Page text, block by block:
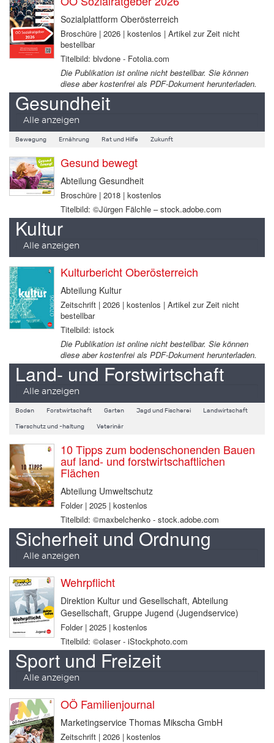
Sozialplattform Oberösterreich
Broschüre | 2026 | kostenlos | Artikel zur Zeit nicht
bestellbar
Titelbild: blvdone - Fotolia.com
Die Publikation ist online nicht bestellbar. Sie können
diese aber kostenfrei als PDF-Dokument herunterladen.
Gesundheit
Alle anzeigen
Bewegung Ernährung Rat und Hilfe Zukunft
Gesund bewegt
Abteilung Gesundheit
Broschüre | 2018 | kostenlos
Titelbild: ©Jürgen Fälchle – stock.adobe.com
Kultur
Alle anzeigen
Kulturbericht Oberösterreich
Abteilung Kultur
Zeitschrift | 2026 | kostenlos | Artikel zur Zeit nicht
bestellbar
Titelbild: istock
Die Publikation ist online nicht bestellbar. Sie können
diese aber kostenfrei als PDF-Dokument herunterladen.
Land- und Forstwirtschaft
Alle anzeigen
Boden Forstwirtschaft Garten Jagd und Fischerei Landwirtschaft
Tierschutz und -haltung Veterinär
10 Tipps zum bodenschonenden Bauen
auf land- und forstwirtschaftlichen
Flächen
Abteilung Umweltschutz
Folder | 2025 | kostenlos
Titelbild: ©maxbelchenko - stock.adobe.com
Sicherheit und Ordnung
Alle anzeigen
Wehrpflicht
Direktion Kultur und Gesellschaft, Abteilung
Gesellschaft, Gruppe Jugend (Jugendservice)
Folder | 2025 | kostenlos
Titelbild: ©olaser - iStockphoto.com
Sport und Freizeit
Alle anzeigen
OÖ Familienjournal
Marketingservice Thomas Mikscha GmbH
Zeitschrift | 2026 | kostenlos